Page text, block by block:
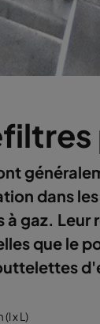
dans
gaz. Leur
que le
x L)